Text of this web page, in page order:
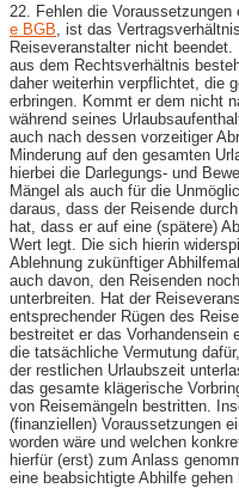
22. Fehlen die
e BGB , ist das
Reiseveranstalter nicht
aus dem Rechtsverhältnis
daher weiterhin verpflichtet, die
erbringen. Kommt er dem nicht
während seines
auch nach dessen vorzeitiger
Minderung auf den gesamten
hierbei die Darlegungs- und
Mängel als auch für die
daraus, dass der Reisende
hat, dass er auf eine (spätere)
Wert legt. Die sich hierin
Ablehnung zukünftiger
auch davon, den Reisenden
unterbreiten. Hat der
entsprechender Rügen des
bestreitet er das Vorhandensein
die tatsächliche Vermutung
der restlichen Urlaubszeit
das gesamte klägerische
von Reisemängeln bestritten.
(finanziellen) Voraussetzungen
worden wäre und welchen
hierfür (erst) zum Anlass
eine beabsichtigte Abhilfe